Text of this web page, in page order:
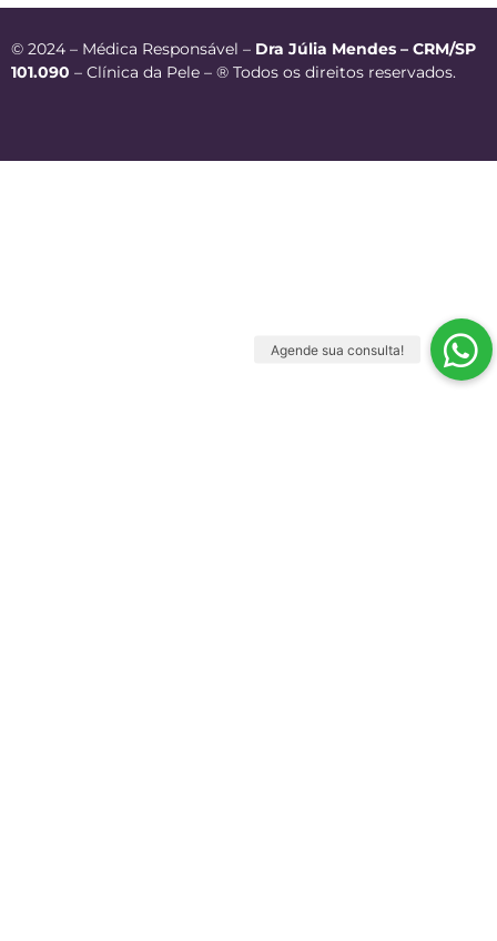
© 2024 – Médica Responsável – Dra Júlia Mendes – CRM/SP
101.090 – Clínica da Pele – ® Todos os direitos reservados.